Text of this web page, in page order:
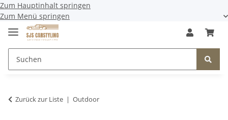
Zum Hauptinhalt springen
Zum Menü springen
Zurück zur Liste Outdoor